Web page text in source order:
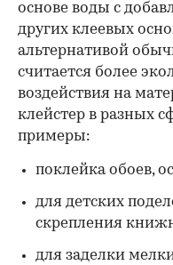
00:00 /
основе воды с
других клеевых
альтернативой
считается более
воздействия на
клейстер в разных
примеры:
поклейка обоев,
для детских
скрепления
для заделки